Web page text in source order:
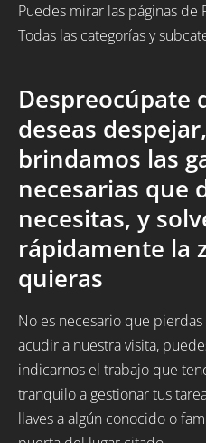
Puedes mirar las páginas de
Todas las categorías y
Despreocúpate
deseas
brindamos las
necesarias que
necesitas, y
rápidamente la
quieras
No es necesario que
acudir a nuestra visita,
indicarnos el trabajo que
tranquilo a gestionar tus
llaves a algún conocido o